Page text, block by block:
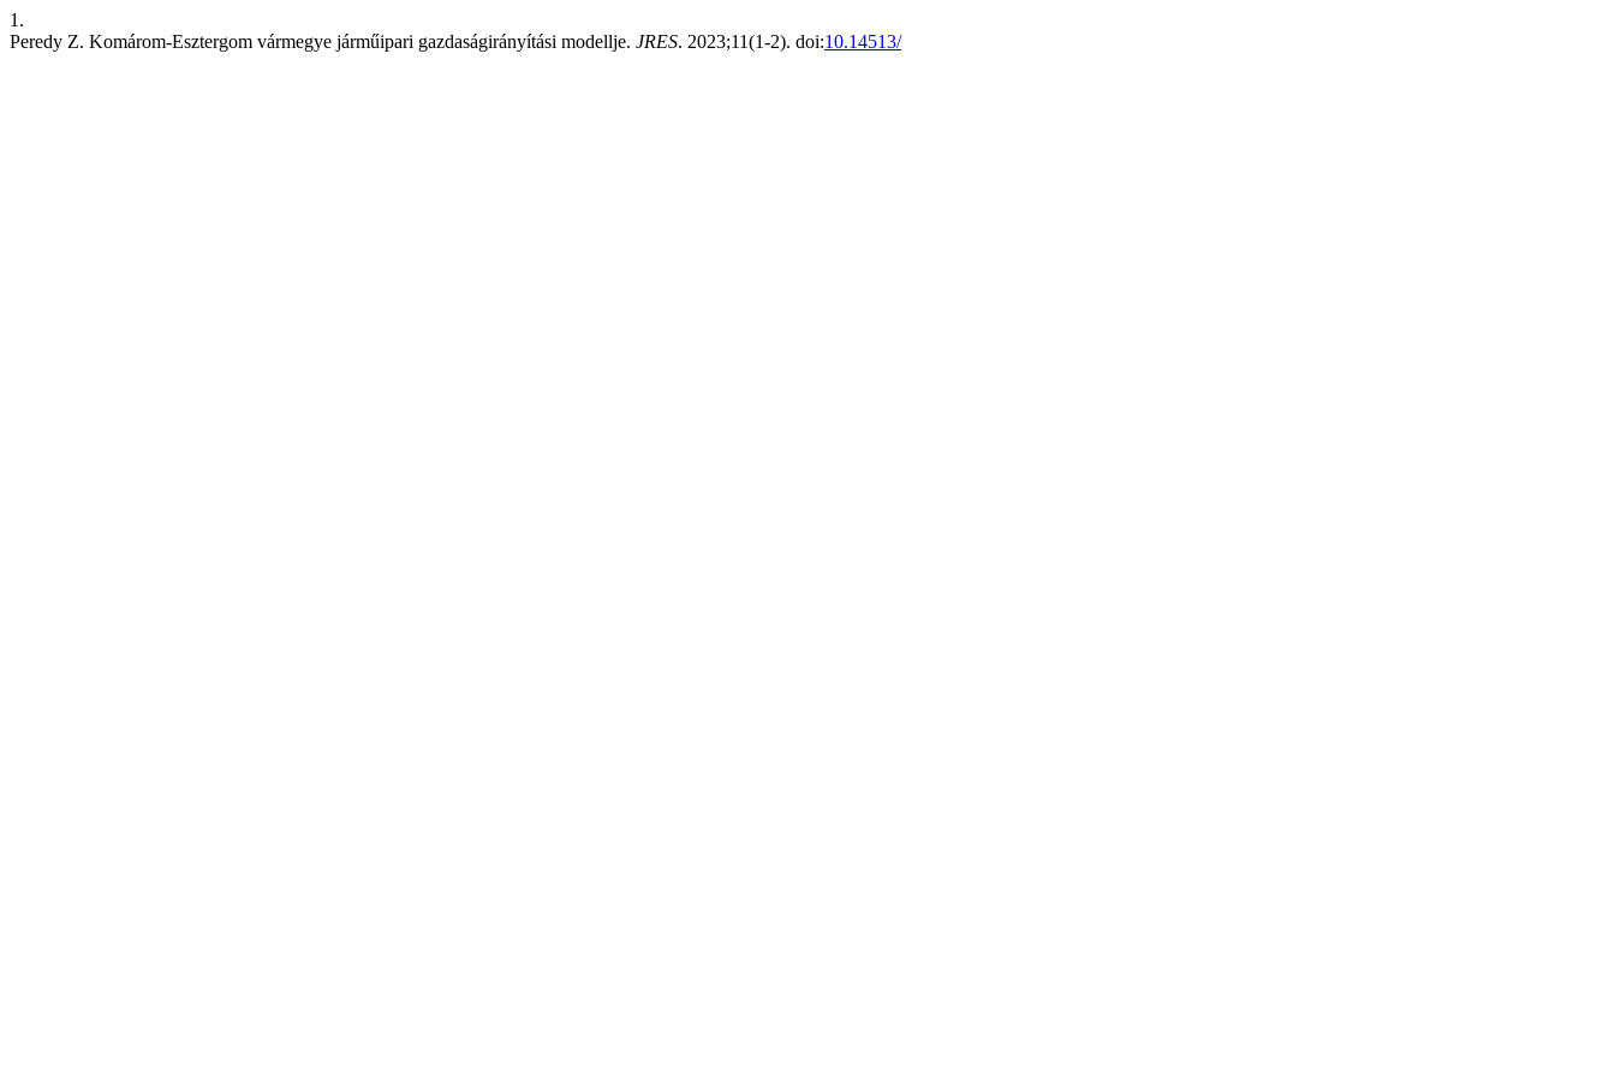
1.
Peredy Z. Komárom-Esztergom vármegye járműipari gazdaságirányítási modellje. JRES. 2023;11(1-2). doi:10.14513/